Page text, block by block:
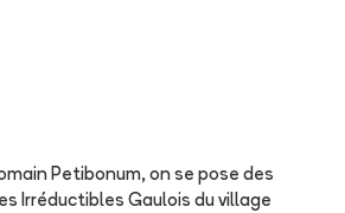
Petibonum, on se pose des
Irréductibles Gaulois du village